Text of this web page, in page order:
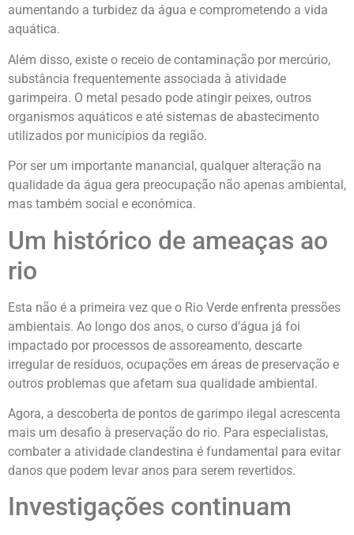
aumentando a turbidez da água e comprometendo a vida
aquática.
Além disso, existe o receio de contaminação por mercúrio,
substância frequentemente associada à atividade
garimpeira. O metal pesado pode atingir peixes, outros
organismos aquáticos e até sistemas de abastecimento
utilizados por municípios da região.
Por ser um importante manancial, qualquer alteração na
qualidade da água gera preocupação não apenas ambiental,
mas também social e econômica.
Um histórico de ameaças ao
rio
Esta não é a primeira vez que o Rio Verde enfrenta pressões
ambientais. Ao longo dos anos, o curso d’água já foi
impactado por processos de assoreamento, descarte
irregular de resíduos, ocupações em áreas de preservação e
outros problemas que afetam sua qualidade ambiental.
Agora, a descoberta de pontos de garimpo ilegal acrescenta
mais um desafio à preservação do rio. Para especialistas,
combater a atividade clandestina é fundamental para evitar
danos que podem levar anos para serem revertidos.
Investigações continuam